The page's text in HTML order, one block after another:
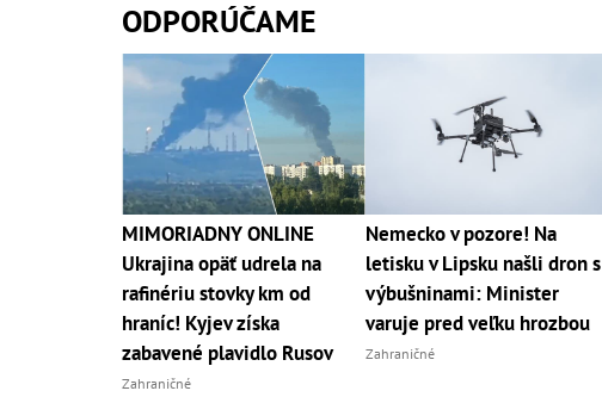
ODPORÚČAME
MIMORIADNY ONLINE
Ukrajina opäť udrela na
rafinériu stovky km od
hraníc! Kyjev získa
zabavené plavidlo Rusov
Zahraničné
Nemecko v pozore! Na
letisku v Lipsku našli dron s
výbušninami: Minister
varuje pred veľku hrozbou
Zahraničné